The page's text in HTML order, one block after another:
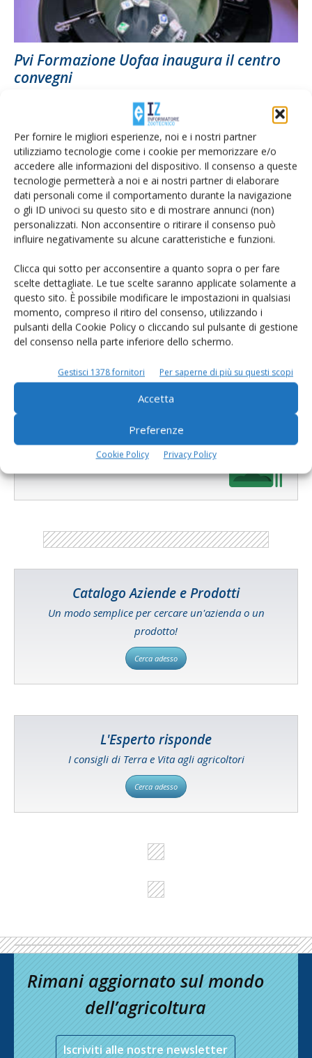
Per fornire le migliori esperienze, noi e i nostri partner
utilizziamo tecnologie come i cookie per memorizzare e/o
accedere alle informazioni del dispositivo. Il consenso a queste
tecnologie permetterà a noi e ai nostri partner di elaborare
dati personali come il comportamento durante la navigazione
o gli ID univoci su questo sito e di mostrare annunci (non)
personalizzati. Non acconsentire o ritirare il consenso può
influire negativamente su alcune caratteristiche e funzioni.
Clicca qui sotto per acconsentire a quanto sopra o per fare
scelte dettagliate. Le tue scelte saranno applicate solamente a
questo sito. È possibile modificare le impostazioni in qualsiasi
momento, compreso il ritiro del consenso, utilizzando i
pulsanti della Cookie Policy o cliccando sul pulsante di gestione
del consenso nella parte inferiore dello schermo.
Gestisci 1378 fornitori Per saperne di più su questi scopi
Accetta
Preferenze
Cookie Policy Privacy Policy
Pvi Formazione Uofaa inaugura il centro
convegni
A Maccarese il nuovo Polo di formazione
per lo sviluppo agrozootecnico
DiOrlando Fortunato 19 Giugno 2018
2
E-magazine
Tecniche, prodotti e servizi dalle aziende
Catalogo Aziende e Prodotti
Un modo semplice per cercare un'azienda o un
prodotto!
Cerca adesso
L'Esperto risponde
I consigli di Terra e Vita agli agricoltori
Cerca adesso
Rimani aggiornato sul mondo
dell’agricoltura
Iscriviti alle nostre newsletter